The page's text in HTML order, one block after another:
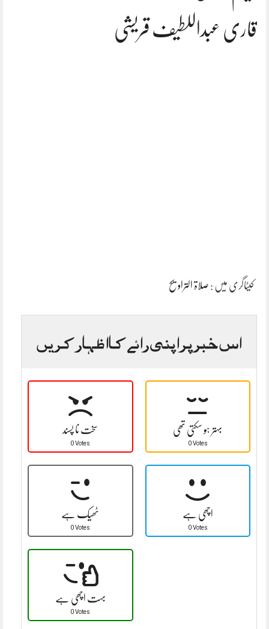
قاری عبداللطیف قریشی
کیٹاگری میں : صلاۃ التراویح
اس خبر پر اپنی رائے کا اظہار کریں
سخت نا پسند
0 Votes
بہتر ہو سکتی تھی
0 Votes
ٹھیک ہے
0 Votes
اچھی ہے
0 Votes
بہت اچھی ہے
0 Votes